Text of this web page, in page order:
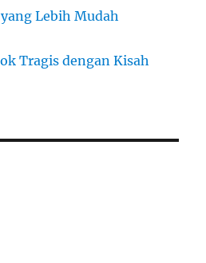
Lebih Mudah
Tragis dengan Kisah